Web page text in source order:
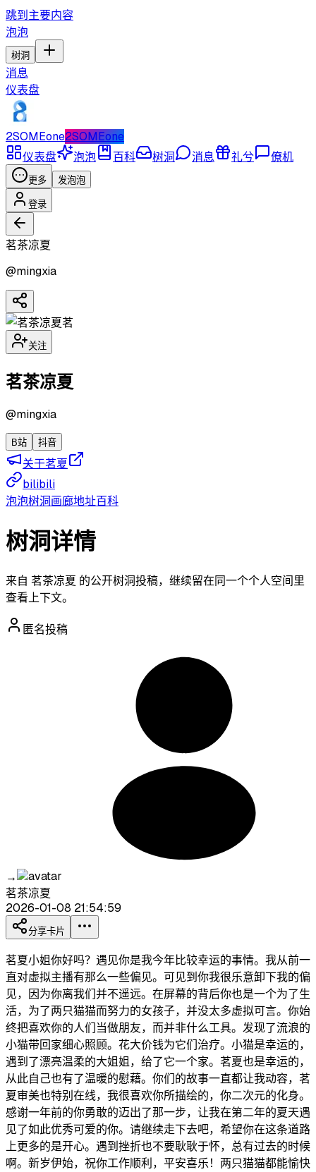
跳到主要内容
泡泡
树洞
消息
仪表盘
2SOMEone2SOMEone
仪表盘
泡泡 百科 树洞 消息 礼兮 僚机
更多 发泡泡
登录
茗茶凉夏
@mingxia
茗
关注
茗茶凉夏
@mingxia
B站 抖音
关于茗夏
bilibili
泡泡树洞画廊地址百科
树洞详情
来自 茗茶凉夏 的公开树洞投稿，继续留在同一个个人空间里
查看上下文。
匿名投稿
→
茗茶凉夏
2026-01-08 21:54:59
分享卡片
茗夏小姐你好吗？遇见你是我今年比较幸运的事情。我从前一
直对虚拟主播有那么一些偏见。可见到你我很乐意卸下我的偏
见，因为你离我们并不遥远。在屏幕的背后你也是一个为了生
活，为了两只猫猫而努力的女孩子，并没太多虚拟可言。你始
终把喜欢你的人们当做朋友，而并非什么工具。发现了流浪的
小猫带回家细心照顾。花大价钱为它们治疗。小猫是幸运的，
遇到了漂亮温柔的大姐姐，给了它一个家。茗夏也是幸运的，
从此自己也有了温暖的慰藉。你们的故事一直都让我动容，茗
夏审美也特别在线，我很喜欢你所描绘的，你二次元的化身。
感谢一年前的你勇敢的迈出了那一步，让我在第二年的夏天遇
见了如此优秀可爱的你。请继续走下去吧，希望你在这条道路
上更多的是开心。遇到挫折也不要耿耿于怀，总有过去的时候
啊。新岁伊始，祝你工作顺利，平安喜乐！两只猫猫都能愉快